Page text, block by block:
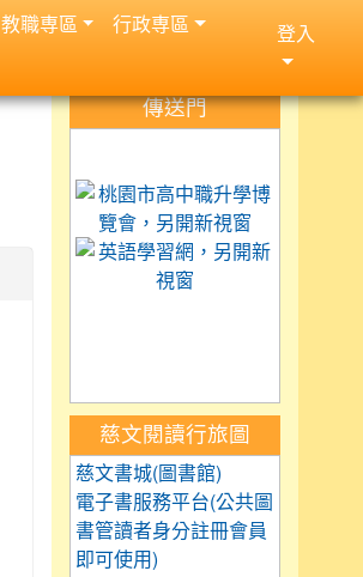
::: 傳送門
慈文閱讀行旅圖
慈文書城(圖書館)
電子書服務平台(公共圖
書管讀者身分註冊會員
即可使用)
教職専區 行政専區 登入